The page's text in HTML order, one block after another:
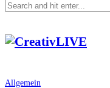
Allgemein